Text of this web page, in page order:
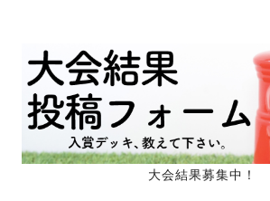
大会結果募集中！